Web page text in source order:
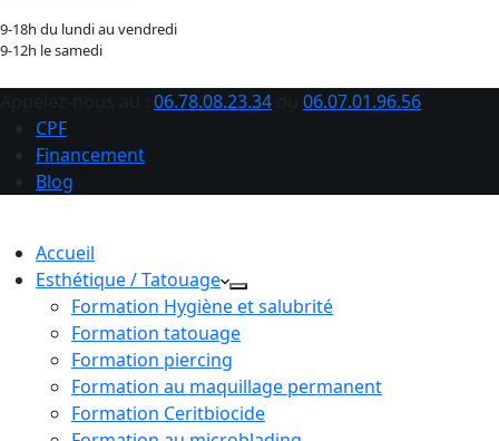
9-18h du lundi au vendredi
9-12h le samedi
06.78.08.23.34
06.07.01.96.56
CPF
Financement
Blog
Accueil
Esthétique / Tatouage
Formation Hygiène et salubrité
Formation tatouage
Formation piercing
Formation au maquillage permanent
Formation Ceritbiocide